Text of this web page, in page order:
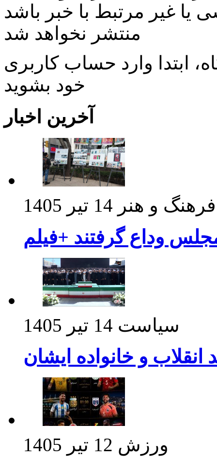
یا غیر مرتبط با خبر باشد
منتشر نخواهد شد
ابتدا وارد حساب كاربری
خود بشويد
آخرین اخبار
فرهنگ و هنر 14 تیر 1405
وداع گرفتند +فیلم
سیاست 14 تیر 1405
انقلاب و خانواده ایشان
ورزش 12 تیر 1405